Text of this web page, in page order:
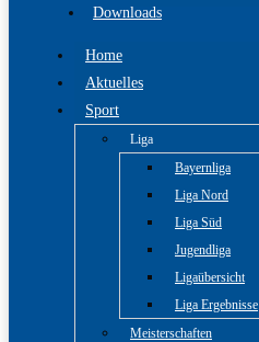
Downloads
Home
Aktuelles
Sport
Liga
Bayernliga
Liga Nord
Liga Süd
Jugendliga
Ligaübersicht
Liga Ergebnisse
Meisterschaften